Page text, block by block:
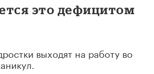
это дефицитом
выходят на работу во